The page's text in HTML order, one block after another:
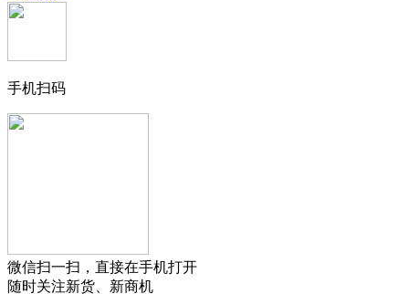
手机扫码
微信扫一扫，直接在手机打开
随时关注新货、新商机